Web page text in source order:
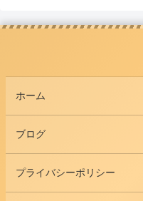
ホーム
ブログ
プライバシーポリシー